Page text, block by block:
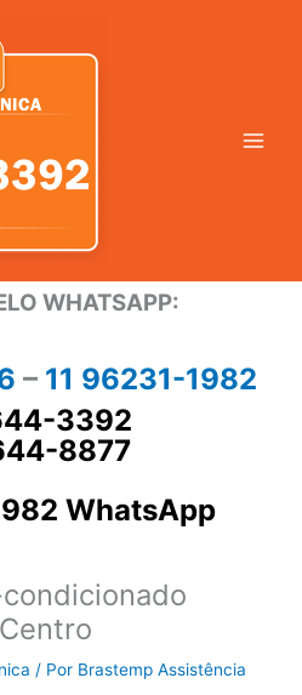
WHATSAPP:
– 11 96231-1982
3392
8877
WhatsApp
/ Por Brastemp Assistência